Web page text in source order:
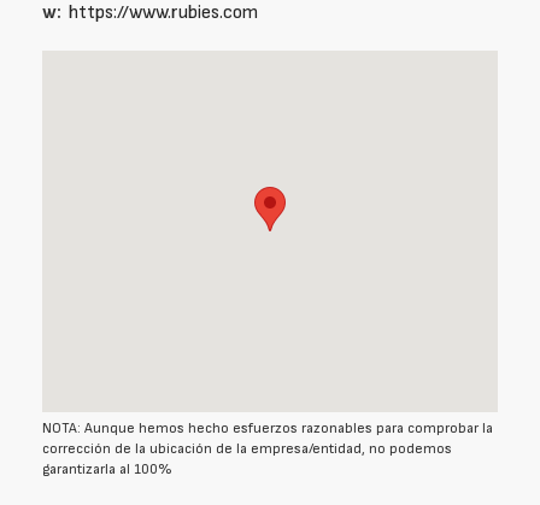
w: https://www.rubies.com
NOTA: Aunque hemos hecho esfuerzos razonables para comprobar la
corrección de la ubicación de la empresa/entidad, no podemos
garantizarla al 100%